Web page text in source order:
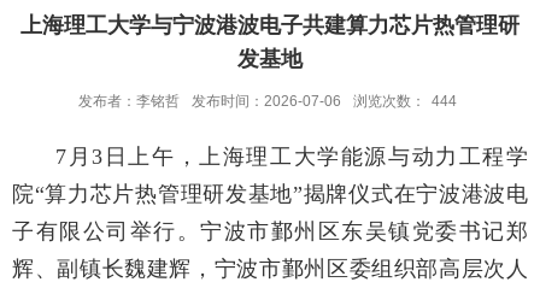
上海理工大学与宁波港波电子共建算力芯片热管理研
发基地
发布者：李铭哲 发布时间：2026-07-06 浏览次数： 444
7月3日上午，上海理工大学能源与动力工程学
院“算力芯片热管理研发基地”揭牌仪式在宁波港波电
子有限公司举行。宁波市鄞州区东吴镇党委书记郑
辉、副镇长魏建辉，宁波市鄞州区委组织部高层次人